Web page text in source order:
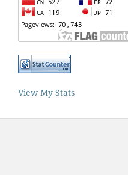
View My Stats